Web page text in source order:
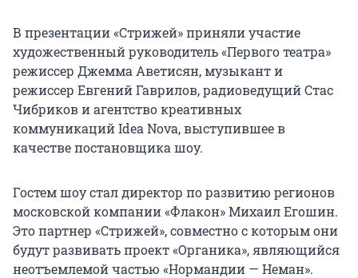
В презентации «Стрижей» приняли участие
художественный руководитель «Первого театра»
режиссер Джемма Аветисян, музыкант и
режиссер Евгений Гаврилов, радиоведущий Стас
Чибриков и агентство креативных
коммуникаций Idea Nova, выступившее в
качестве постановщика шоу.
Гостем шоу стал директор по развитию регионов
московской компании «Флакон» Михаил Егошин.
Это партнер «Стрижей», совместно с которым они
будут развивать проект «Органика», являющийся
неотъемлемой частью «Нормандии — Неман».